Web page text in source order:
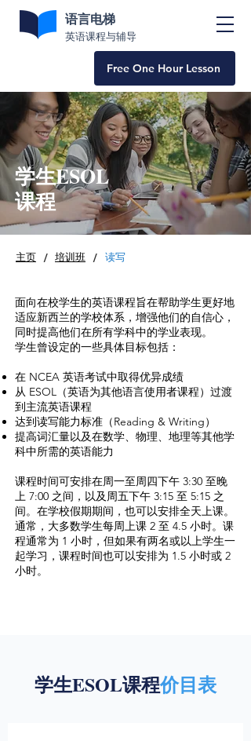
语言电梯
英语课程与辅导
Free One Hour Lesson
学生ESOL
课程
主页 / 培训班 / 读写
面向在校学生的英语课程旨在帮助学生更好地
适应新西兰的学校体系，增强他们的自信心，
同时提高他们在所有学科中的学业表现。
学生曾设定的一些具体目标包括：
在 NCEA 英语考试中取得优异成绩
从 ESOL（英语为其他语言使用者课程）过渡
到主流英语课程
达到读写能力标准（Reading & Writing）
提高词汇量以及在数学、物理、地理等其他学
科中所需的英语能力
课程时间可安排在周一至周四下午 3:30 至晚
上 7:00 之间，以及周五下午 3:15 至 5:15 之
间。在学校假期期间，也可以安排全天上课。
通常，大多数学生每周上课 2 至 4.5 小时。课
程通常为 1 小时，但如果有两名或以上学生一
起学习，课程时间也可以安排为 1.5 小时或 2
小时。
学生ESOL课程价目表